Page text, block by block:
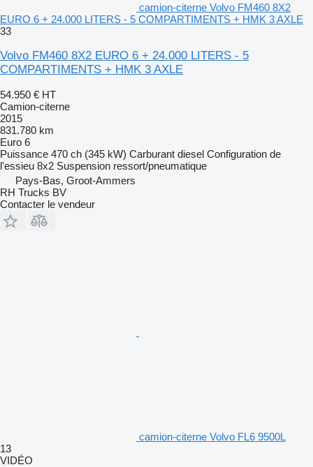
camion-citerne Volvo FM460 8X2
EURO 6 + 24.000 LITERS - 5 COMPARTIMENTS + HMK 3 AXLE
33
Volvo FM460 8X2 EURO 6 + 24.000 LITERS - 5
COMPARTIMENTS + HMK 3 AXLE
54.950 € HT
Camion-citerne
2015
831.780 km
Euro 6
Puissance 470 ch (345 kW) Carburant diesel Configuration de
l'essieu 8x2 Suspension ressort/pneumatique
Pays-Bas, Groot-Ammers
RH Trucks BV
Contacter le vendeur
camion-citerne Volvo FL6 9500L
13
VIDÉO